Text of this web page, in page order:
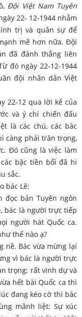
Đội Việt Nam Tuyên
22- 12-1944 nhằm
trị và quân sự để
mẽ hơn nữa. Đội
đã đánh thắng liên
đó ngày 22-12-1944
đội nhân dân Việt
12 qua lời kể của
và ý chí chiến đấu
là các chú, các bác
càng phải trân trọng,
Đó cũng là việc làm
bậc tiền bốì đã hi
sắc.
bác Lê:
đọc bản Tuyên ngôn
bác là người trực tiếp
người hát Quốc ca.
thế nào ạ?
nề. Bác vừa mừng lại
vì bác là người trực
trọng; rất vinh dự và
hết bài Quốc ca thì
đang kéo cờ thì bác
mãnh liệt: Sự xúc